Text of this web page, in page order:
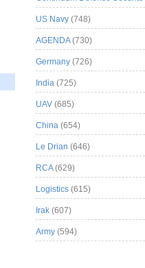
US Navy (748)
AGENDA(730)
Germany (726)
India (725)
UAV (685)
China (654)
Le Drian (646)
RCA(629)
Logistics (615)
Irak (607)
Army (594)